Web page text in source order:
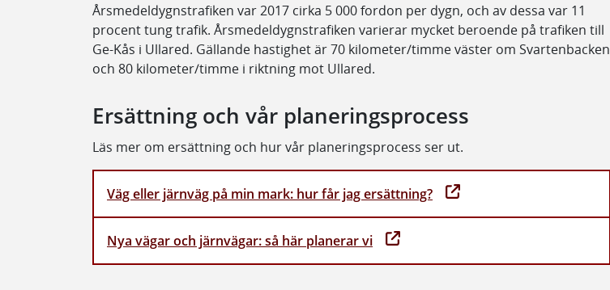
Årsmedeldygnstrafiken var 2017 cirka 5 000 fordon per dygn, och av dessa var 11
procent tung trafik. Årsmedeldygnstrafiken varierar mycket beroende på trafiken till
Ge-Kås i Ullared. Gällande hastighet är 70 kilometer/timme väster om Svartenbacken
och 80 kilometer/timme i riktning mot Ullared.
Ersättning och vår planeringsprocess
Läs mer om ersättning och hur vår planeringsprocess ser ut.
Väg eller järnväg på min mark: hur får jag ersättning?
Nya vägar och järnvägar: så här planerar vi